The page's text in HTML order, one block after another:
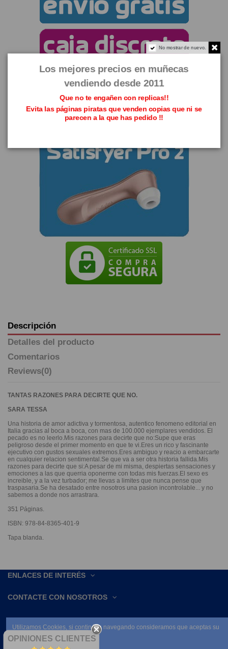
Descripción
Detalles del producto
Comentarios
Reviews(0)
TANTAS RAZONES PARA DECIRTE QUE NO.
SARA TESSA
Una historia de amor adictiva y tormentosa, autentico fenomeno editorial en
Italia gracias al boca a boca, con mas de 100.000 ejemplares vendidos. El
pecado es no leerlo.Mis razones para decirte que no:Supe que eras
peligroso desde el primer momento en que te vi.Eres un rico y fascinante
ejecutivo con gustos sexuales extremos.Eres ambiguo y reacio a embarcarte
en cualquier relacion sentimental.Se que va a ser otra historia fallida.Mis
razones para decirte que si:A pesar de mi misma, despiertas sensaciones y
emociones a las que querria oponerme con todas mis fuerzas.El sexo es
increible, y a la vez turbador; me llevas a limites que nunca pense que
traspasaria.Se ha desatado entre nosotros una pasion incontrolable... y no
sabemos a donde nos arrastrara.
351 Páginas.
ISBN: 978-84-8365-401-9
Tapa blanda.
ENLACES DE INTERÉS
CONTACTE CON NOSOTROS
OPINIONES CLIENTES
No mostrar de nuevo.
Los mejores precios en muñecas
vendiendo desde 2011
Que no te engañen con replicas!!
Evita las páginas piratas que venden copias que ni se
parecen a la que has pedido !!
Utilizamos Cookies, si continúas navegando consideramos que aceptas su
uso.